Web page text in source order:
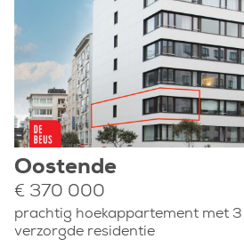
Oostende
€ 370 000
prachtig hoekappartement met 3
verzorgde residentie